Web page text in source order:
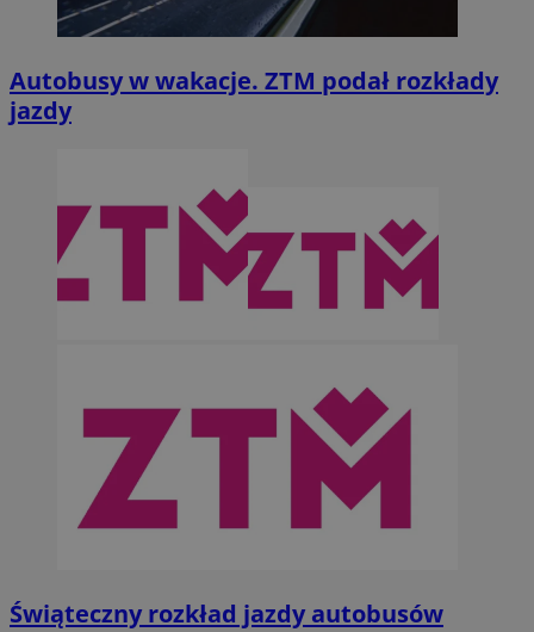
Autobusy w wakacje. ZTM podał rozkłady
jazdy
Świąteczny rozkład jazdy autobusów